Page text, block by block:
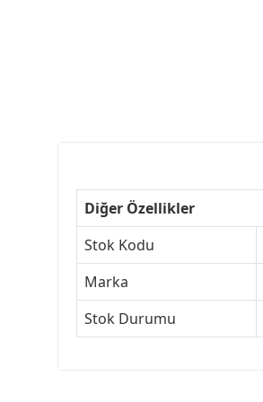
Diğer Özellikler
Stok Kodu
Marka
Stok Durumu